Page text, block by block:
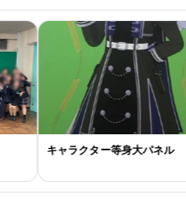
キャラクター等身大パネル